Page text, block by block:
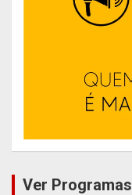
Ver Programas